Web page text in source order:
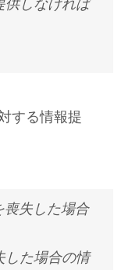
供しなければ
する情報提
喪失した場合
した場合の情